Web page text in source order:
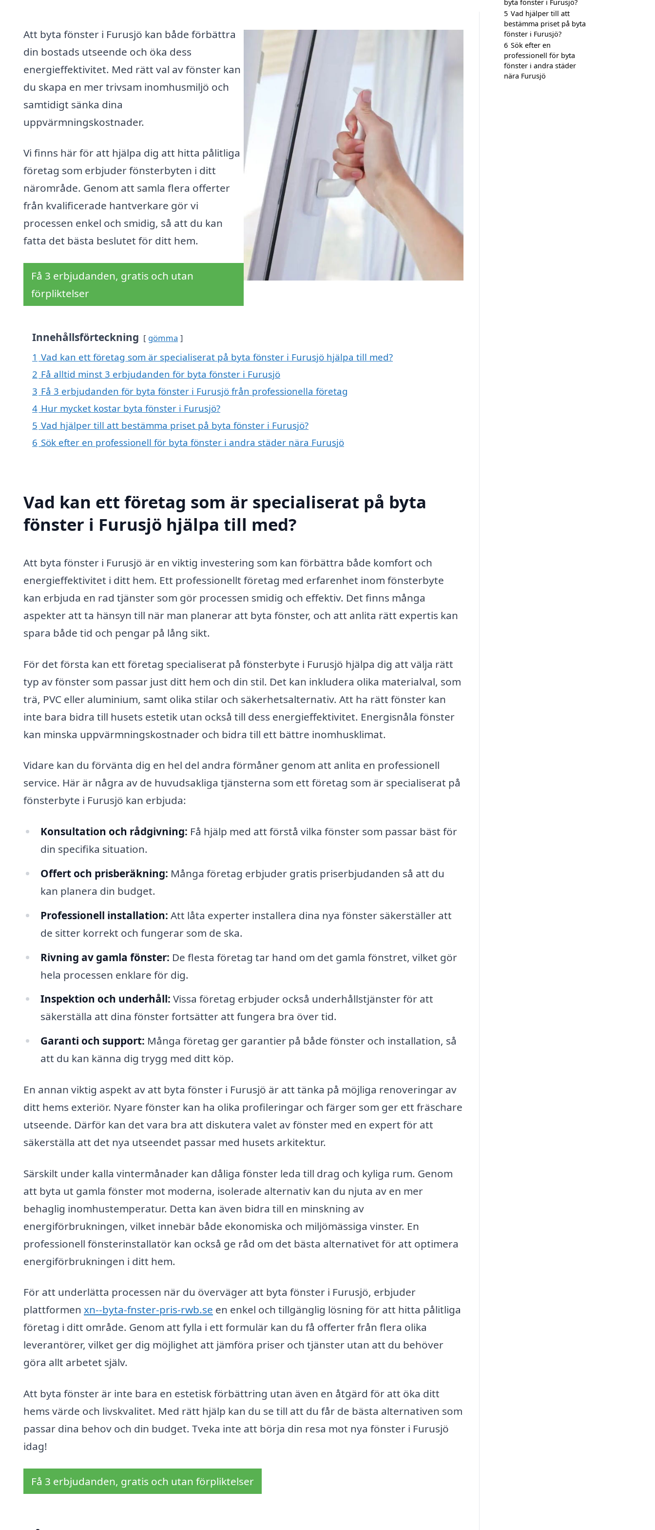
Att byta fönster i Furusjö kan både förbättra
din bostads utseende och öka dess
energieffektivitet. Med rätt val av fönster kan
du skapa en mer trivsam inomhusmiljö och
samtidigt sänka dina
uppvärmningskostnader.
Vi finns här för att hjälpa dig att hitta pålitliga
företag som erbjuder fönsterbyten i ditt
närområde. Genom att samla flera offerter
från kvalificerade hantverkare gör vi
processen enkel och smidig, så att du kan
fatta det bästa beslutet för ditt hem.
Få 3 erbjudanden, gratis och utan
förpliktelser
Innehållsförteckning gömma
1 Vad kan ett företag som är specialiserat på byta fönster i Furusjö hjälpa till med?
2 Få alltid minst 3 erbjudanden för byta fönster i Furusjö
3 Få 3 erbjudanden för byta fönster i Furusjö från professionella företag
4 Hur mycket kostar byta fönster i Furusjö?
5 Vad hjälper till att bestämma priset på byta fönster i Furusjö?
6 Sök efter en professionell för byta fönster i andra städer nära Furusjö
Vad kan ett företag som är specialiserat på byta
fönster i Furusjö hjälpa till med?
Att byta fönster i Furusjö är en viktig investering som kan förbättra både komfort och
energieffektivitet i ditt hem. Ett professionellt företag med erfarenhet inom fönsterbyte
kan erbjuda en rad tjänster som gör processen smidig och effektiv. Det finns många
aspekter att ta hänsyn till när man planerar att byta fönster, och att anlita rätt expertis kan
spara både tid och pengar på lång sikt.
För det första kan ett företag specialiserat på fönsterbyte i Furusjö hjälpa dig att välja rätt
typ av fönster som passar just ditt hem och din stil. Det kan inkludera olika materialval, som
trä, PVC eller aluminium, samt olika stilar och säkerhetsalternativ. Att ha rätt fönster kan
inte bara bidra till husets estetik utan också till dess energieffektivitet. Energisnåla fönster
kan minska uppvärmningskostnader och bidra till ett bättre inomhusklimat.
Vidare kan du förvänta dig en hel del andra förmåner genom att anlita en professionell
service. Här är några av de huvudsakliga tjänsterna som ett företag som är specialiserat på
fönsterbyte i Furusjö kan erbjuda:
Konsultation och rådgivning: Få hjälp med att förstå vilka fönster som passar bäst för
din specifika situation.
Offert och prisberäkning: Många företag erbjuder gratis priserbjudanden så att du
kan planera din budget.
Professionell installation: Att låta experter installera dina nya fönster säkerställer att
de sitter korrekt och fungerar som de ska.
Rivning av gamla fönster: De flesta företag tar hand om det gamla fönstret, vilket gör
hela processen enklare för dig.
Inspektion och underhåll: Vissa företag erbjuder också underhållstjänster för att
säkerställa att dina fönster fortsätter att fungera bra över tid.
Garanti och support: Många företag ger garantier på både fönster och installation, så
att du kan känna dig trygg med ditt köp.
En annan viktig aspekt av att byta fönster i Furusjö är att tänka på möjliga renoveringar av
ditt hems exteriör. Nyare fönster kan ha olika profileringar och färger som ger ett fräschare
utseende. Därför kan det vara bra att diskutera valet av fönster med en expert för att
säkerställa att det nya utseendet passar med husets arkitektur.
Särskilt under kalla vintermånader kan dåliga fönster leda till drag och kyliga rum. Genom
att byta ut gamla fönster mot moderna, isolerade alternativ kan du njuta av en mer
behaglig inomhustemperatur. Detta kan även bidra till en minskning av
energiförbrukningen, vilket innebär både ekonomiska och miljömässiga vinster. En
professionell fönsterinstallatör kan också ge råd om det bästa alternativet för att optimera
energiförbrukningen i ditt hem.
För att underlätta processen när du överväger att byta fönster i Furusjö, erbjuder
plattformen xn--byta-fnster-pris-rwb.se en enkel och tillgänglig lösning för att hitta pålitliga
företag i ditt område. Genom att fylla i ett formulär kan du få offerter från flera olika
leverantörer, vilket ger dig möjlighet att jämföra priser och tjänster utan att du behöver
göra allt arbetet själv.
Att byta fönster är inte bara en estetisk förbättring utan även en åtgärd för att öka ditt
hems värde och livskvalitet. Med rätt hjälp kan du se till att du får de bästa alternativen som
passar dina behov och din budget. Tveka inte att börja din resa mot nya fönster i Furusjö
idag!
Få 3 erbjudanden, gratis och utan förpliktelser
byta fönster i Furusjö?
5 Vad hjälper till att
bestämma priset på byta
fönster i Furusjö?
6 Sök efter en
professionell för byta
fönster i andra städer
nära Furusjö